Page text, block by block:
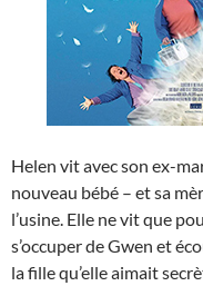
Helen vit avec son ex-
nouveau bébé – et sa
l’usine. Elle ne vit que
s’occuper de Gwen et
la fille qu’elle aimait